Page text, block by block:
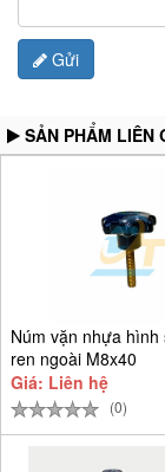
Gửi
SẢN PHẨM LIÊN
Núm vặn nhựa hình
ren ngoài M8x40
Giá: Liên hệ
(0)